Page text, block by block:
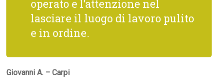
operato e l’attenzione nel
lasciare il luogo di lavoro pulito
e in ordine.
Giovanni A. – Carpi